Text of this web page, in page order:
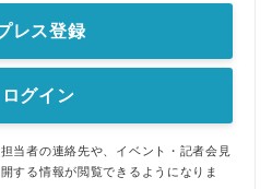
レス登録
ログイン
当者の連絡先や、イベント・記者会見
する情報が閲覧できるようになりま